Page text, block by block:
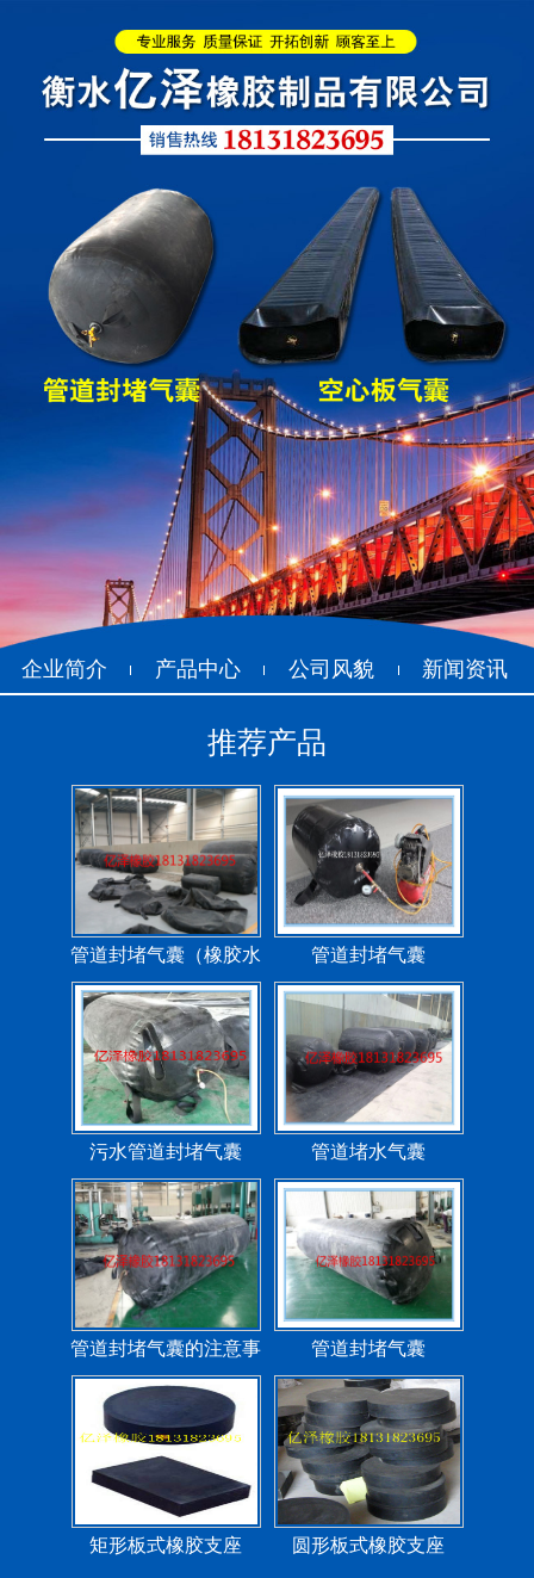
企业简介 产品中心 公司风貌 新闻资讯
推荐产品
管道封堵气囊（橡胶水
堵）
管道封堵气囊
污水管道封堵气囊 管道堵水气囊
管道封堵气囊的注意事
项
管道封堵气囊
矩形板式橡胶支座 圆形板式橡胶支座